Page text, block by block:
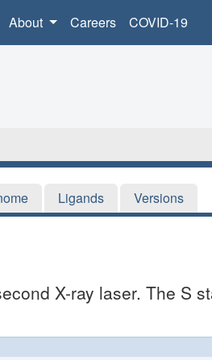
About Careers COVID-19
Ligands Versions
X-ray laser. The S